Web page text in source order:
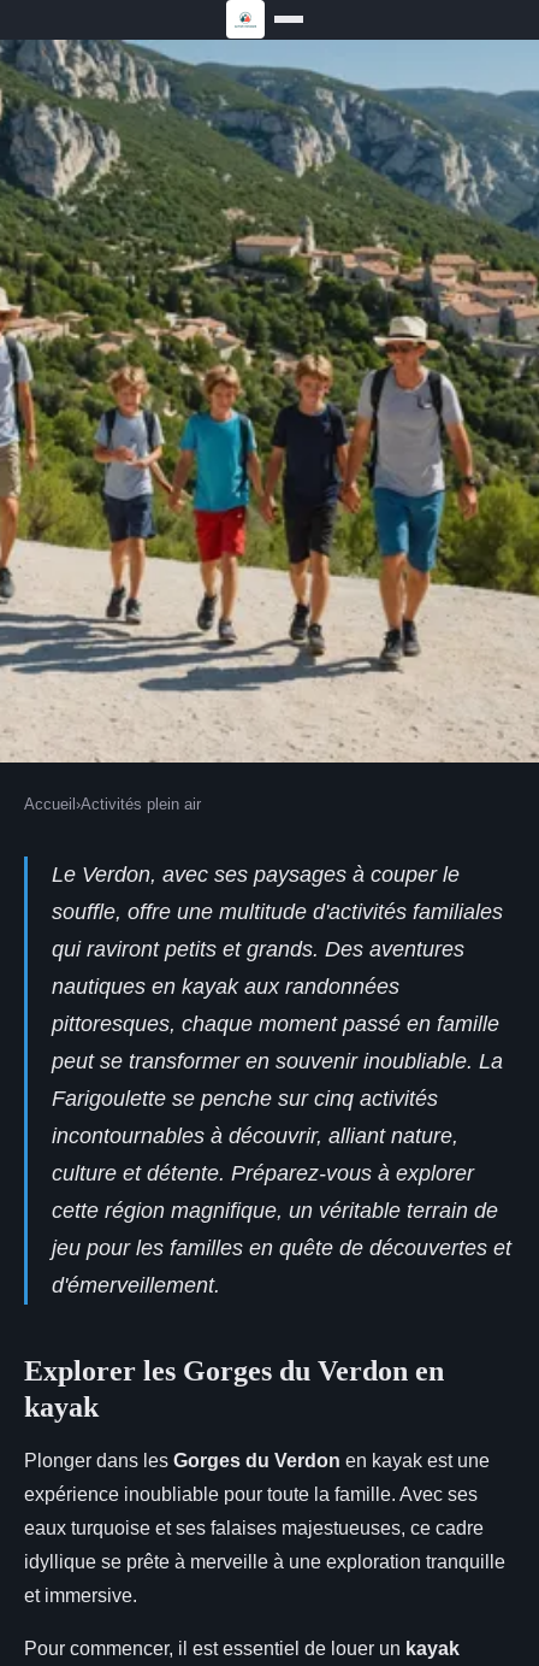
5 activités familiales
incontournables à faire au
verdon selon la farigoulette
Emilie•16 août 2025 5 min de lecture
Accueil ›Activités plein air
Le Verdon, avec ses paysages à couper le
souffle, offre une multitude d'activités familiales
qui raviront petits et grands. Des aventures
nautiques en kayak aux randonnées
pittoresques, chaque moment passé en famille
peut se transformer en souvenir inoubliable. La
Farigoulette se penche sur cinq activités
incontournables à découvrir, alliant nature,
culture et détente. Préparez-vous à explorer
cette région magnifique, un véritable terrain de
jeu pour les familles en quête de découvertes et
d'émerveillement.
Explorer les Gorges du Verdon en
kayak
Plonger dans les Gorges du Verdon en kayak est une
expérience inoubliable pour toute la famille. Avec ses
eaux turquoise et ses falaises majestueuses, ce cadre
idyllique se prête à merveille à une exploration tranquille
et immersive.
Pour commencer, il est essentiel de louer un kayak